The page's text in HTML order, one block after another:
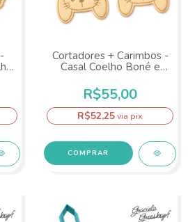
Cortadores + Carimbos -
Casal Coelho Boné e
R$55,00
R$52,25via pix